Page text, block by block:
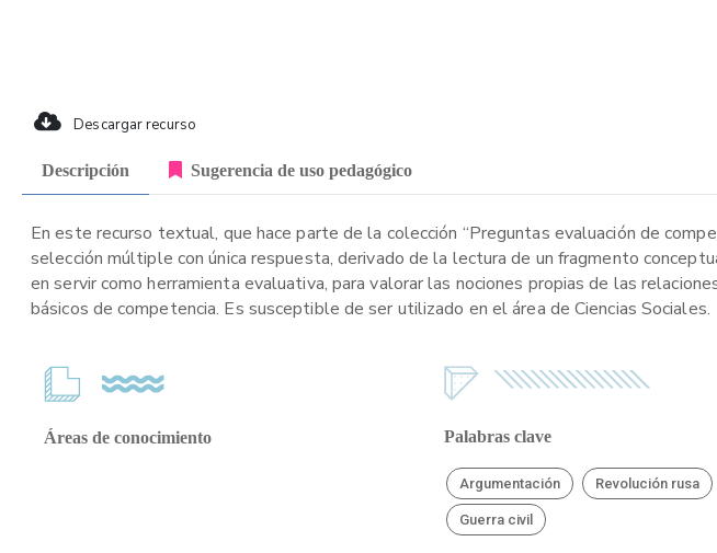
Descargar recurso
Descripción Sugerencia de uso pedagógico
En este recurso textual, que hace parte de la colección “Preguntas evaluación de
selección múltiple con única respuesta, derivado de la lectura de un fragmento
en servir como herramienta evaluativa, para valorar las nociones propias de las
básicos de competencia. Es susceptible de ser utilizado en el área de Ciencias Sociales.
Áreas de conocimiento Palabras clave
Argumentación Revolución rusa
Guerra civil